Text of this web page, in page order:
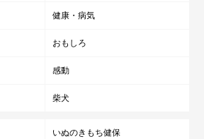
健康・病気
おもしろ
感動
柴犬
いぬのきもち健保